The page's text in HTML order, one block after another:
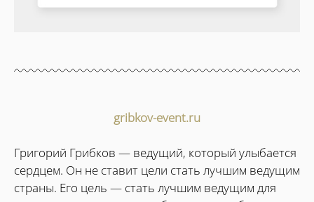
gribkov-event.ru
Григорий Грибков — ведущий, который улыбается
сердцем. Он не ставит цели стать лучшим ведущим
страны. Его цель — стать лучшим ведущим для